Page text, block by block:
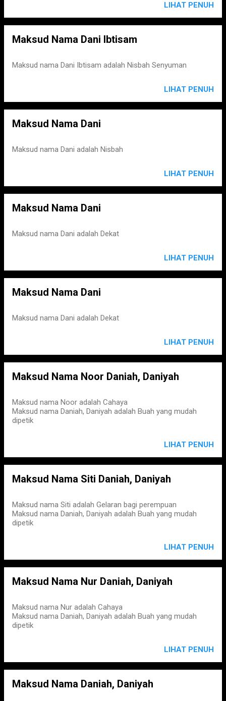
LIHAT PENUH
Maksud Nama Dani Ibtisam
Maksud nama Dani Ibtisam adalah Nisbah Senyuman
LIHAT PENUH
Maksud Nama Dani
Maksud nama Dani adalah Nisbah
LIHAT PENUH
Maksud Nama Dani
Maksud nama Dani adalah Dekat
LIHAT PENUH
Maksud Nama Dani
Maksud nama Dani adalah Dekat
LIHAT PENUH
Maksud Nama Noor Daniah, Daniyah
Maksud nama Noor adalah Cahaya
Maksud nama Daniah, Daniyah adalah Buah yang mudah
dipetik
LIHAT PENUH
Maksud Nama Siti Daniah, Daniyah
Maksud nama Siti adalah Gelaran bagi perempuan
Maksud nama Daniah, Daniyah adalah Buah yang mudah
dipetik
LIHAT PENUH
Maksud Nama Nur Daniah, Daniyah
Maksud nama Nur adalah Cahaya
Maksud nama Daniah, Daniyah adalah Buah yang mudah
dipetik
LIHAT PENUH
Maksud Nama Daniah, Daniyah